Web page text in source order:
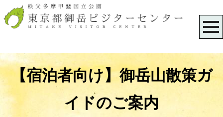
【宿泊者向け】御岳山散策ガ
イドのご案内